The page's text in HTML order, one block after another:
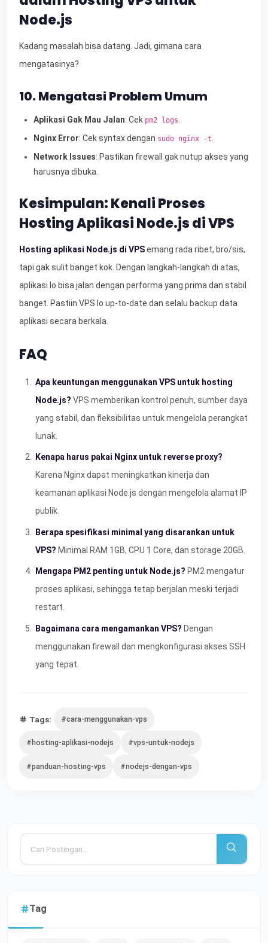
Node.js
Kadang masalah bisa datang. Jadi, gimana cara
mengatasinya?
10. Mengatasi Problem Umum
Aplikasi Gak Mau Jalan: Cek pm2 logs.
Nginx Error: Cek syntax dengan sudo nginx -t
Network Issues: Pastikan firewall gak nutup akses yang
harusnya dibuka.
Kesimpulan: Kenali Proses
Hosting Aplikasi Node.js di VPS
Hosting aplikasi Node.js di VPSemang rada ribet, bro/sis,
tapi gak sulit banget kok. Dengan langkah-langkah di atas,
aplikasi lo bisa jalan dengan performa yang prima dan stabil
banget. Pastiin VPS lo up-to-date dan selalu backup data
aplikasi secara berkala.
FAQ
Apa keuntungan menggunakan VPS untuk hosting
Node.js? VPS memberikan kontrol penuh, sumber daya
yang stabil, dan fleksibilitas untuk mengelola perangkat
lunak.
Kenapa harus pakai Nginx untuk reverse proxy?
Karena Nginx dapat meningkatkan kinerja dan
keamanan aplikasi Node.js dengan mengelola alamat IP
publik.
Berapa spesifikasi minimal yang disarankan untuk
VPS? Minimal RAM 1GB, CPU 1 Core, dan storage 20GB.
Mengapa PM2 penting untuk Node.js? PM2 mengatur
proses aplikasi, sehingga tetap berjalan meski terjadi
restart.
Bagaimana cara mengamankan VPS? Dengan
menggunakan firewall dan mengkonfigurasi akses SSH
yang tepat.
Tags: #cara-menggunakan-vps
#hosting-aplikasi-nodejs #vps-untuk-nodejs
#panduan-hosting-vps #nodejs-dengan-vps
Tag